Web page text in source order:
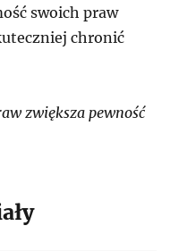
swoich praw
chronić
zwiększa pewność